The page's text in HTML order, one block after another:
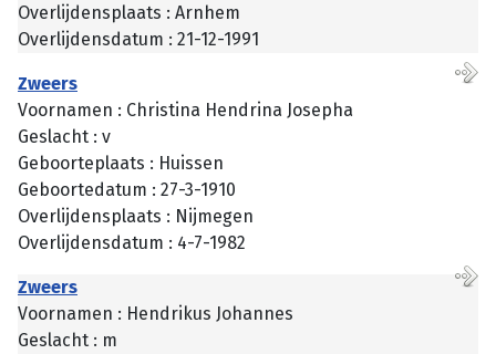
Overlijdensplaats : Arnhem
Overlijdensdatum : 21-12-1991
Zweers
Voornamen : Christina Hendrina Josepha
Geslacht : v
Geboorteplaats : Huissen
Geboortedatum : 27-3-1910
Overlijdensplaats : Nijmegen
Overlijdensdatum : 4-7-1982
Zweers
Voornamen : Hendrikus Johannes
Geslacht : m